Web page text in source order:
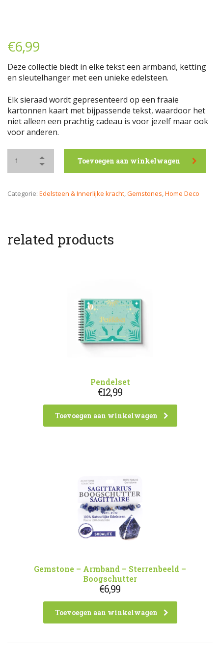
€6,99
Deze collectie biedt in elke tekst een armband, ketting
en sleutelhanger met een unieke edelsteen.
Elk sieraad wordt gepresenteerd op een fraaie
kartonnen kaart met bijpassende tekst, waardoor het
niet alleen een prachtig cadeau is voor jezelf maar ook
voor anderen.
Toevoegen aan winkelwagen
Categorie: Edelsteen & Innerlijke kracht,Gemstones,Home Deco
related products
Pendelset
€12,99
Toevoegen aan winkelwagen
Gemstone – Armband – Sterrenbeeld –
Boogschutter
€6,99
Toevoegen aan winkelwagen